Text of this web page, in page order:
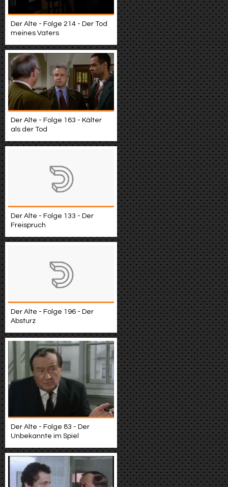
Der Alte - Folge 214 - Der Tod
meines Vaters
Der Alte - Folge 163 - Kälter
als der Tod
Der Alte - Folge 133 - Der
Freispruch
Der Alte - Folge 196 - Der
Absturz
Der Alte - Folge 83 - Der
Unbekannte im Spiel